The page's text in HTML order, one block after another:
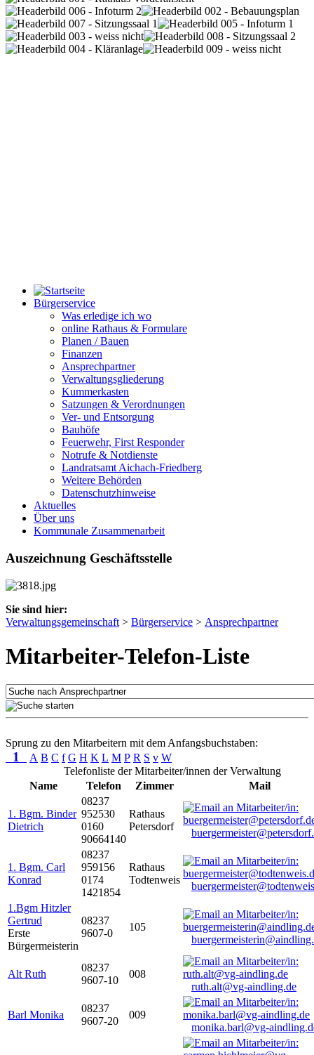
Bürgerservice
Was erledige ich wo
online Rathaus & Formulare
Planen / Bauen
Finanzen
Ansprechpartner
Verwaltungsgliederung
Kummerkasten
Satzungen & Verordnungen
Ver- und Entsorgung
Bauhöfe
Feuerwehr, First Responder
Notrufe & Notdienste
Landratsamt Aichach-Friedberg
Weitere Behörden
Datenschutzhinweise
Aktuelles
Über uns
Kommunale Zusammenarbeit
Auszeichnung Geschäftsstelle
Sie sind hier:
Verwaltungsgemeinschaft > Bürgerservice > Ansprechpartner
Mitarbeiter-Telefon-Liste
Sprung zu den Mitarbeitern mit dem Anfangsbuchstaben:
1 A B C f G H K L M P R S v W
Telefonliste der Mitarbeiter/innen der Verwaltung
Name
Telefon Zimmer Mail
1. Bgm. Binder
Dietrich
08237
952530
0160
90664140
Rathaus
Petersdorf
1. Bgm. Carl
Konrad
08237
959156
0174
1421854
Rathaus
Todtenweis
1.Bgm Hitzler
Gertrud
Erste
Bürgermeisterin
08237
9607-0
105
Alt Ruth
08237
9607-10
008
ruth.alt@vg-aindling.de
Barl Monika
08237
9607-20
009
monika.barl@vg-